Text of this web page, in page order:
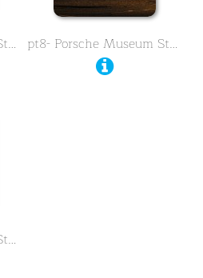
pt7- Porsche Museum Stuttgart … pt8- Porsche Museum Stuttgart …
pt9- Porsche Museum Stuttgart …